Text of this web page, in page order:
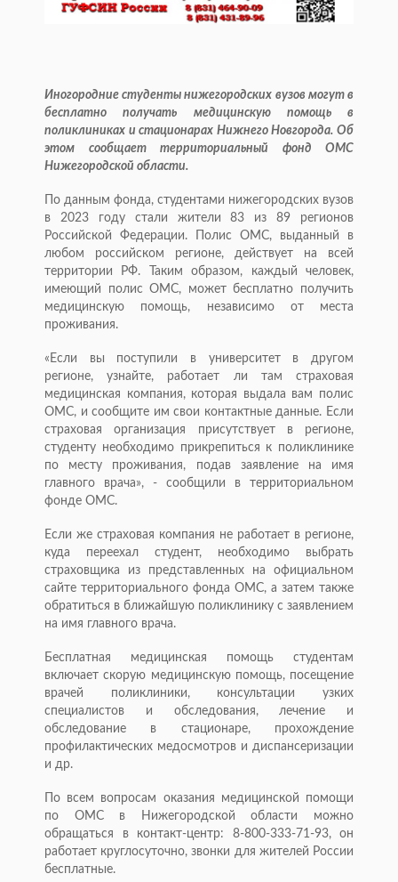
Иногородние студенты нижегородских вузов могут в
бесплатно получать медицинскую помощь в
поликлиниках и стационарах Нижнего Новгорода. Об
этом сообщает территориальный фонд ОМС
Нижегородской области.
По данным фонда, студентами нижегородских вузов
в 2023 году стали жители 83 из 89 регионов
Российской Федерации. Полис ОМС, выданный в
любом российском регионе, действует на всей
территории РФ. Таким образом, каждый человек,
имеющий полис ОМС, может бесплатно получить
медицинскую помощь, независимо от места
проживания.
«Если вы поступили в университет в другом
регионе, узнайте, работает ли там страховая
медицинская компания, которая выдала вам полис
ОМС, и сообщите им свои контактные данные. Если
страховая организация присутствует в регионе,
студенту необходимо прикрепиться к поликлинике
по месту проживания, подав заявление на имя
главного врача», - сообщили в территориальном
фонде ОМС.
Если же страховая компания не работает в регионе,
куда переехал студент, необходимо выбрать
страховщика из представленных на официальном
сайте территориального фонда ОМС, а затем также
обратиться в ближайшую поликлинику с заявлением
на имя главного врача.
Бесплатная медицинская помощь студентам
включает скорую медицинскую помощь, посещение
врачей поликлиники, консультации узких
специалистов и обследования, лечение и
обследование в стационаре, прохождение
профилактических медосмотров и диспансеризации
и др.
По всем вопросам оказания медицинской помощи
по ОМС в Нижегородской области можно
обращаться в контакт-центр: 8-800-333-71-93, он
работает круглосуточно, звонки для жителей России
бесплатные.